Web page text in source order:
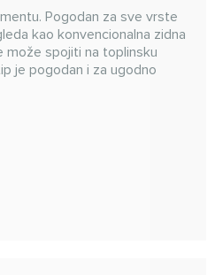
Pogodan za sve vrste
kao konvencionalna zidna
može spojiti na toplinsku
je pogodan i za ugodno